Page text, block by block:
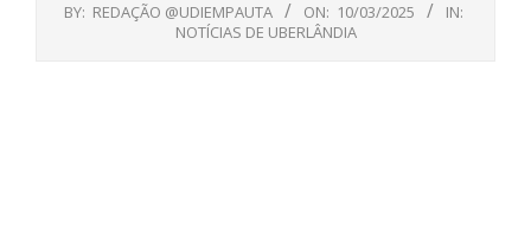
BY: REDAÇÃO @UDIEMPAUTA ON: 10/03/2025
IN:
NOTÍCIAS DE UBERLÂNDIA